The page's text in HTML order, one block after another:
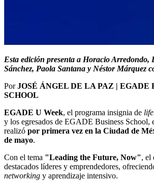
Esta edición presenta a Horacio Arredondo,
Sánchez, Paola Santana y Néstor Márquez
PorJOSÉ ÁNGEL DE LA PAZ | EGADE
SCHOOL
EGADE U Week, el programa insignia de
y los egresados de EGADE Business School,
realizó por primera vez en la Ciudad de
de mayo.
Con el tema "Leading the Future, Now", el
destacados líderes y emprendedores,
networking y aprendizaje intensivo.